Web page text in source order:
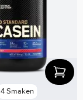
4 Smaken